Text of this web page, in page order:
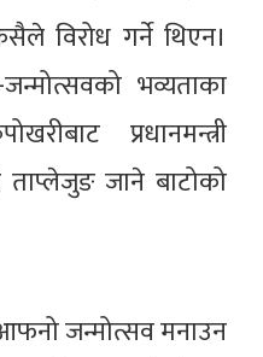
विरोध गर्ने थिएन।
भव्यताका
प्रधानमन्त्री
जाने बाटोको
जन्मोत्सव मनाउन